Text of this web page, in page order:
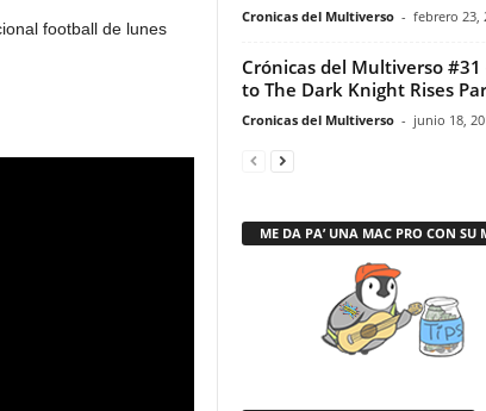
football de lunes
Cronicas del Multiverso - febrero 23,
Crónicas del Multiverso #31
to The Dark Knight Rises
Cronicas del Multiverso - junio 18,
ME DA PA’ UNA MAC PRO CON SU